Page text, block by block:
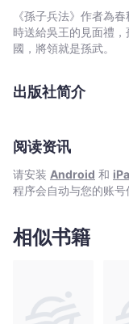
《孫子兵法》作者為
時送給吳王的見面禮
國，將領就是孫武。
出版社简介
阅读资讯
请安装 Android 和
程序会自动与您的账号
相似书籍